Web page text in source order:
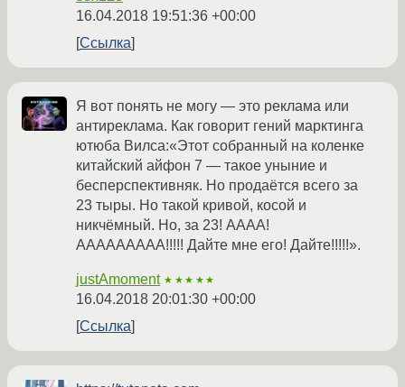
16.04.2018 19:51:36 +00:00
Ссылка
Я вот понять не могу — это реклама или
антиреклама. Как говорит гений марктинга
ютюба Вилса:«Этот собранный на коленке
китайский айфон 7 — такое уныние и
бесперспективняк. Но продаётся всего за
23 тыры. Но такой кривой, косой и
никчёмный. Но, за 23! АААА!
ААААААААА!!!!! Дайте мне его! Дайте!!!!!».
justAmoment ★★★★★
16.04.2018 20:01:30 +00:00
Ссылка